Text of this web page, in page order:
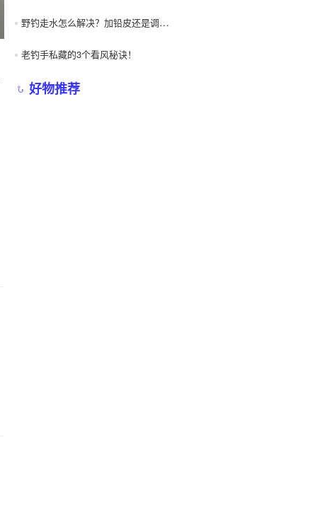
野钓走水怎么解决？加铅皮还是调漂？
老钓手私藏的3个看风秘诀！
好物推荐